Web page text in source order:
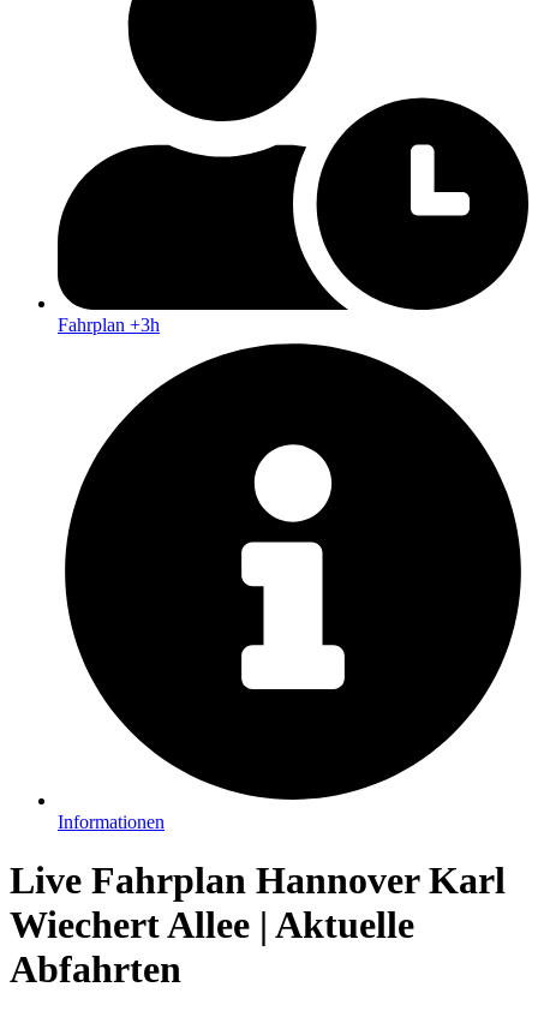
Fahrplan +3h
Informationen
Live Fahrplan Hannover Karl
Wiechert Allee | Aktuelle
Abfahrten